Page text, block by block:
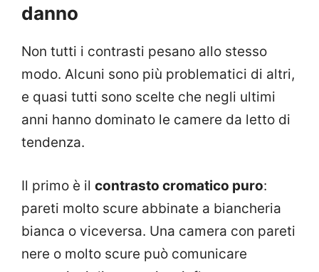
danno
Non tutti i contrasti pesano allo stesso
modo. Alcuni sono più problematici di altri,
e quasi tutti sono scelte che negli ultimi
anni hanno dominato le camere da letto di
tendenza.
Il primo è il contrasto cromatico puro:
pareti molto scure abbinate a biancheria
bianca o viceversa. Una camera con pareti
nere o molto scure può comunicare